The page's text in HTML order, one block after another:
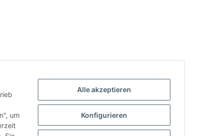
um
Alle akzeptieren
Konfigurieren